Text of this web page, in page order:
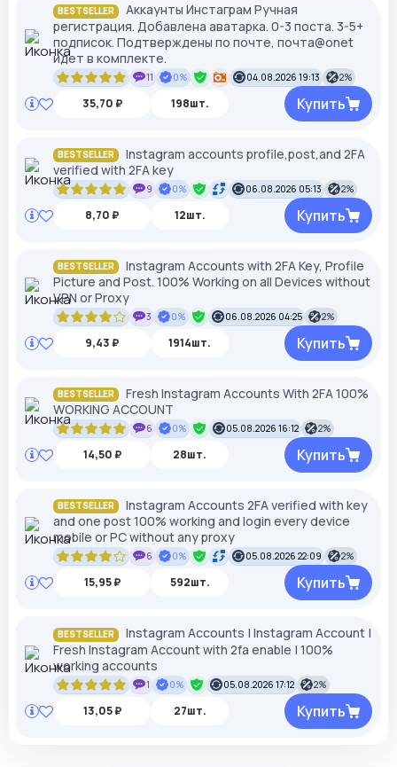
BESTSELLER
Аккаунты Инстаграм Ручная
регистрация. Добавлена аватарка. 0-3 поста. 3-5+
подписок. Подтверждены по почте, почта@onet
идет в комплекте.
11 0% 04.08.2026 19:13 2%
35,70 ₽ 198шт. Купить
BESTSELLER
Instagram accounts profile,post,and 2FA
verified with 2FA key
9 0% 06.08.2026 05:13 2%
8,70 ₽ 12шт. Купить
BESTSELLER
Instagram Accounts with 2FA Key, Profile
Picture and Post. 100% Working on all Devices without
VPN or Proxy
3 0% 06.08.2026 04:25 2%
9,43 ₽ 1914шт. Купить
BESTSELLER
Fresh Instagram Accounts With 2FA 100%
WORKING ACCOUNT
6 0% 05.08.2026 16:12 2%
14,50 ₽ 28шт. Купить
BESTSELLER
Instagram Accounts 2FA verified with key
and one post 100% working and login every device
mobile or PC without any proxy
6 0% 05.08.2026 22:09 2%
15,95 ₽ 592шт. Купить
BESTSELLER
Instagram Accounts | Instagram Account |
Fresh Instagram Account with 2fa enable | 100%
working accounts
1 0% 05.08.2026 17:12 2%
13,05 ₽ 27шт. Купить